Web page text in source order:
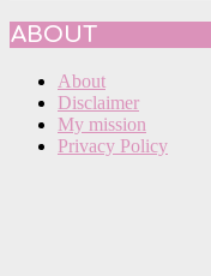
2021-
11-
ABOUT
About
Disclaimer
My mission
Privacy Policy